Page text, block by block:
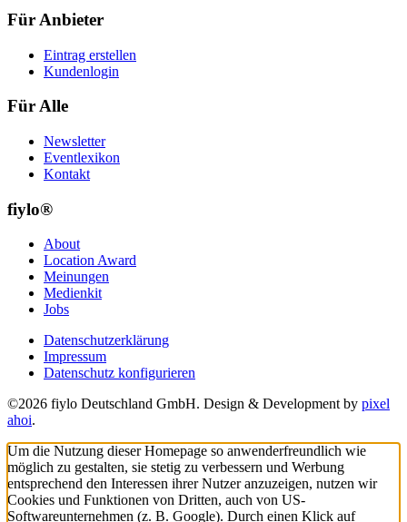
Für Anbieter
Eintrag erstellen
Kundenlogin
Für Alle
Newsletter
Eventlexikon
Kontakt
fiylo®
About
Location Award
Meinungen
Medienkit
Jobs
Datenschutzerklärung
Impressum
Datenschutz konfigurieren
©2026 fiylo Deutschland GmbH. Design & Development by pixel
ahoi.
Um die Nutzung dieser Homepage so anwenderfreundlich wie
möglich zu gestalten, sie stetig zu verbessern und Werbung
entsprechend den Interessen ihrer Nutzer anzuzeigen, nutzen wir
Cookies und Funktionen von Dritten, auch von US-
Softwareunternehmen (z. B. Google). Durch einen Klick auf